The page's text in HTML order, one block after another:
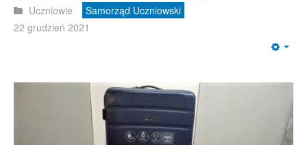
Uczniowie
Samorząd Uczniowski
22 grudzień 2021